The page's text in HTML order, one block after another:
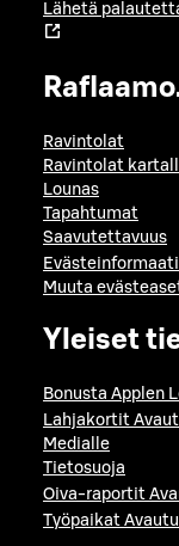
Lähetä
Ravintolat
Ravintolat
Lounas
Tapahtumat
Saavutettavuus
Muuta
Yleiset
Bonusta Applen
Lahjakortit
Medialle
Tietosuoja
Oiva-raportit
Työpaikat